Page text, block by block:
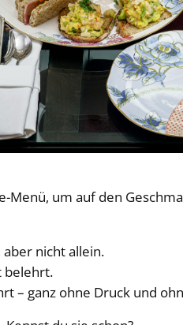
Menü, um auf den
nicht allein.
belehrt.
– ganz ohne Druck und